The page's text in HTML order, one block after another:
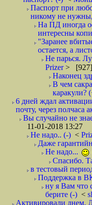
Паспорт при
никому не
На ПД иногда
интересны
"Заранее
остается, а
Не парься.
Prizer> [927]
Наконец
В чем
каракули?
6 дней ждал
почту, через полчаса
Вы случайно не
11-01-2018 13:27
Не надо.. (-) <
Даже
Не надо...
Спасибо.
в тестовый
Поддержка в
ну я Вам что
берите (-) <
Активировали днем.